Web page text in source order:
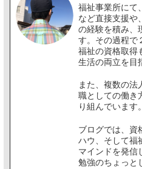
福祉事業所にて
など直接支援や
の経験を積み、
す。その過程で
福祉の資格取得
生活の両立を目
また、複数の法
職としての働き
り組んでいます。
ブログでは、資
ハウ、そして福
マインドを発信
勉強のちょっと